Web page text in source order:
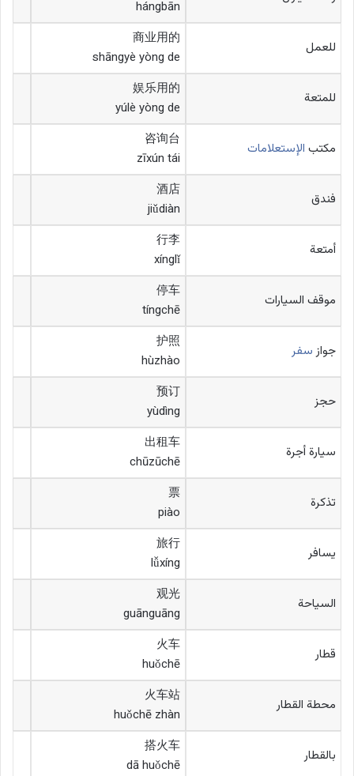
hángbān
للعمل
商业用的
shāngyè yòng de
للمتعة
娱乐用的
yúlè yòng de
مكتب الإستعلامات
咨询台
zīxún tái
فندق
酒店
jiǔdiàn
أمتعة
行李
xínglǐ
موقف السيارات
停车
tíngchē
جوازسفر
护照
hùzhào
حجز
预订
yùdìng
سيارة أجرة
出租车
chūzūchē
تذكرة
票
piào
يسافر
旅行
lǚxíng
السياحة
观光
guānguāng
قطار
火车
huǒchē
محطة القطار
火车站
huǒchē zhàn
بالقطار
搭火车
dā huǒchē